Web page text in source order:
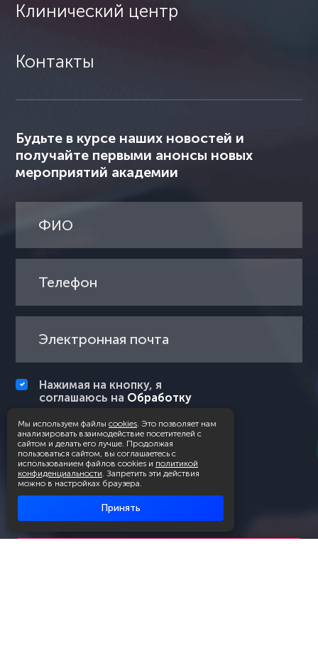
Мы используем файлы cookies. Это позволяет нам
анализировать взаимодействие посетителей с
сайтом и делать его лучше. Продолжая
пользоваться сайтом, вы соглашаетесь с
использованием файлов cookies и политикой
конфиденциальности. Запретить эти действия
можно в настройках браузера.
Принять
Клинический центр
Контакты
Будьте в курсе наших новостей и
получайте первыми анонсы новых
мероприятий академии
Нажимая на кнопку, я
соглашаюсь на Обработку
Правилами пользования
платформой